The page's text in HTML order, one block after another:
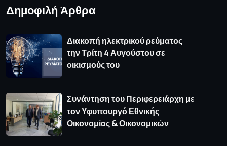
Δημοφιλή Άρθρα
Διακοπή ηλεκτρικού ρεύματος
την Τρίτη 4 Αυγούστου σε
οικισμούς του
Συνάντηση του Περιφερειάρχη με
τον Υφυπουργό Εθνικής
Οικονομίας & Οικονομικών